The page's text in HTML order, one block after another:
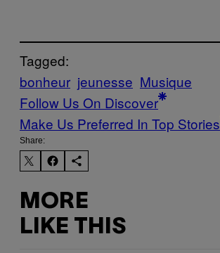
Tagged:
bonheur jeunesse Musique
Follow Us On Discover
Make Us Preferred In Top Stories
Share:
MORE
LIKE THIS